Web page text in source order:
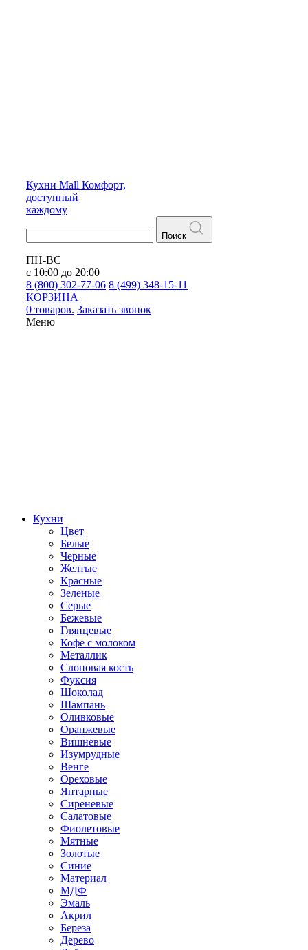
Кухни Mall Комфорт,
доступный
каждому
Поиск
ПН-ВС
с 10:00 до 20:00
8 (800) 302-77-06 8 (499) 348-15-11
КОРЗИНА
0 товаров. Заказать звонок
Меню
Кухни
Цвет
Белые
Черные
Желтые
Красные
Зеленые
Серые
Бежевые
Глянцевые
Кофе с молоком
Металлик
Слоновая кость
Фуксия
Шоколад
Шампань
Оливковые
Оранжевые
Вишневые
Изумрудные
Венге
Ореховые
Янтарные
Сиреневые
Салатовые
Фиолетовые
Мятные
Золотые
Синие
Материал
МДФ
Эмаль
Акрил
Береза
Дерево